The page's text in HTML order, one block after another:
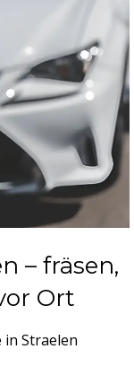
– fräsen,
Ort
in Straelen